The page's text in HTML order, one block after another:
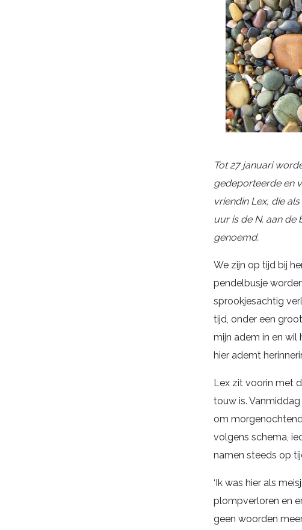
Tot 27 januari
gedeporteerde en
vriendin Lex, die
uur is de N. aan
genoemd.
We zijn op tijd bij
pendelbusje
sprookjesachtig
tijd, onder een
mijn adem in en wil
hier ademt
Lex zit voorin met
touw is.
om
volgens schema,
namen steeds op
‘Ik was hier als
plompverloren en
geen woorden